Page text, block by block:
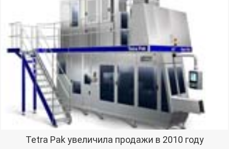
Tetra Pak увеличила продажи в 2010 году